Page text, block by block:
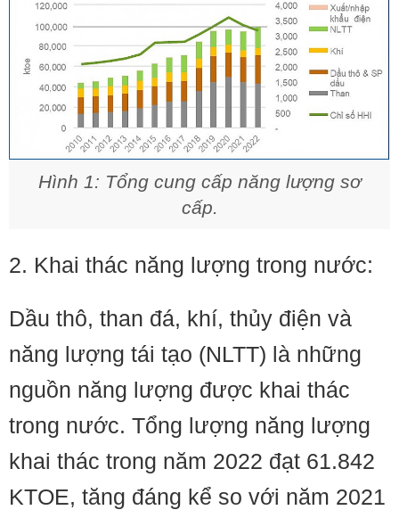
Hình 1: Tổng cung cấp năng lượng sơ
cấp.
2. Khai thác năng lượng trong nước:
Dầu thô, than đá, khí, thủy điện và
năng lượng tái tạo (NLTT) là những
nguồn năng lượng được khai thác
trong nước. Tổng lượng năng lượng
khai thác trong năm 2022 đạt 61.842
KTOE, tăng đáng kể so với năm 2021